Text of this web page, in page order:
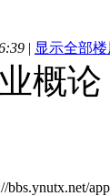
| 显示全部
概论